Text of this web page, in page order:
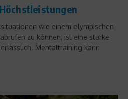
wie einem olympischen
zu können, ist eine starke
Mentaltraining kann